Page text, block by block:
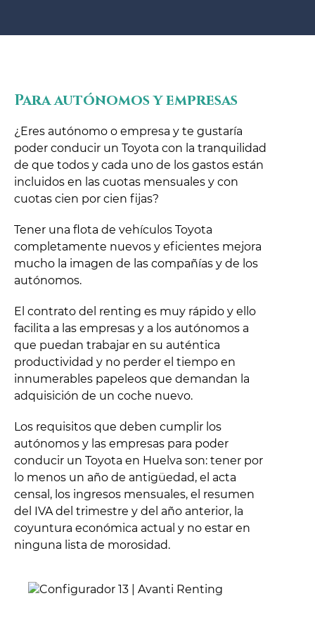
Para autónomos y empresas
¿Eres autónomo o empresa y te gustaría
poder conducir un Toyota con la tranquilidad
de que todos y cada uno de los gastos están
incluidos en las cuotas mensuales y con
cuotas cien por cien fijas?
Tener una flota de vehículos Toyota
completamente nuevos y eficientes mejora
mucho la imagen de las compañías y de los
autónomos.
El contrato del renting es muy rápido y ello
facilita a las empresas y a los autónomos a
que puedan trabajar en su auténtica
productividad y no perder el tiempo en
innumerables papeleos que demandan la
adquisición de un coche nuevo.
Los requisitos que deben cumplir los
autónomos y las empresas para poder
conducir un Toyota en Huelva son: tener por
lo menos un año de antigüedad, el acta
censal, los ingresos mensuales, el resumen
del IVA del trimestre y del año anterior, la
coyuntura económica actual y no estar en
ninguna lista de morosidad.